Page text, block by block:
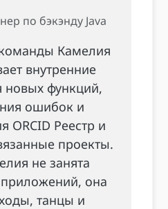
по бэкэнду Java
Камелия
внутренние
новых функций,
ошибок и
ORCID Реестр и
проекты.
не занята
она
танцы и